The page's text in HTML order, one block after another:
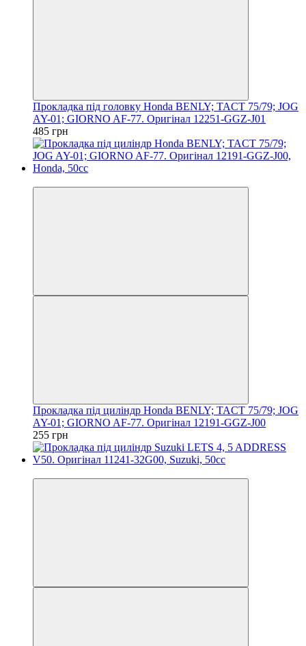
Прокладка під головку Honda BENLY; TACT 75/79; JOG
AY-01; GIORNO AF-77. Оригінал 12251-GGZ-J01
485 грн
Прокладка під циліндр Honda BENLY; TACT 75/79; JOG
AY-01; GIORNO AF-77. Оригінал 12191-GGZ-J00
255 грн